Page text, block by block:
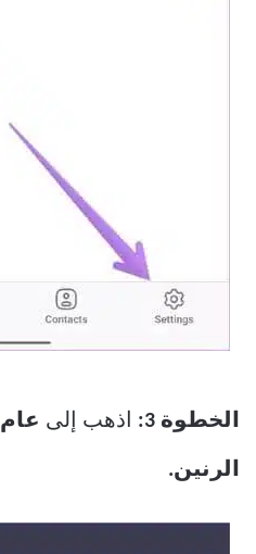
الخطوة 3: اذهب إلى عام
الرنين.